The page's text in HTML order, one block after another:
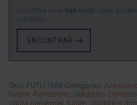
Encontre uma loja onde você
produto.
ENCONTRAR
SKU: FUTU-1668 Categorias:
Future, Perfezione, Utilidades